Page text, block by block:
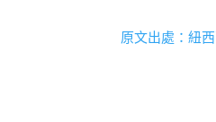
原文出處：紐